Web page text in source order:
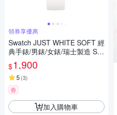
領券享優惠
Swatch JUST WHITE SOFT 經
典手錶/男錶/女錶/瑞士製造 SO
28W107-S14 (34mm)
$1,900
5 (3)
券
加入購物車